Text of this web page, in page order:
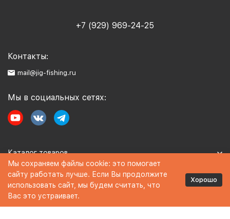
+7 (929) 969-24-25
Контакты:
mail@jig-fishing.ru
Мы в социальных сетях:
Каталог товаров
Информация
Политика персональных данных
Мы сохраняем файлы cookie: это помогает
сайту работать лучше. Если Вы продолжите
использовать сайт, мы будем считать, что
Вас это устраивает.
Хорошо